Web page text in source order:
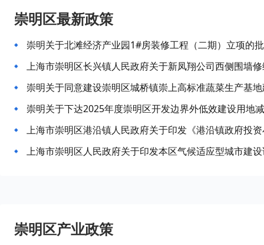
崇明区最新政策
崇明关于北滩经济产业园1#房装修工程（二期）立项的
上海市崇明区长兴镇人民政府关于新凤翔公司西侧围墙
崇明关于同意建设崇明区城桥镇崇上高标准蔬菜生产基
崇明关于下达2025年度崇明区开发边界外低效建设用地
上海市崇明区人民政府关于印发本区气候适应型城市建
崇明区产业政策